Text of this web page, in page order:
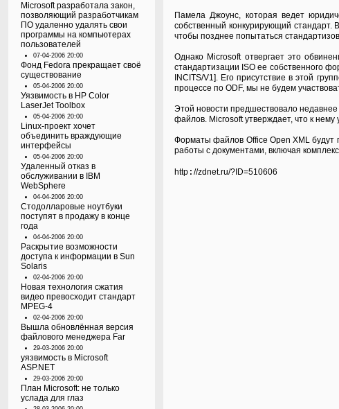
Microsoft разработала закон,
позволяющий разработчикам
ПО удаленно удалять свои
программы на компьютерах
пользователей
07-04-2006 20:00
Фонд Fedora прекращает своё
существование
05-04-2006 20:00
Уязвимость в HP Color
LaserJet Toolbox
05-04-2006 20:00
Linux-проект хочет
объединить враждующие
интерфейсы
05-04-2006 20:00
Удаленный отказ в
обслуживании в IBM
WebSphere
04-04-2006 20:00
Стодолларовые ноутбуки
поступят в продажу в конце
года
04-04-2006 20:00
Раскрытие возможности
доступа к информации в Sun
Solaris
02-04-2006 20:00
Новая технология сжатия
видео превосходит стандарт
MPEG-4
02-04-2006 20:00
Вышла обновлённая версия
файлового менеджера Far
29-03-2006 20:00
уязвимость в Microsoft
ASP.NET
29-03-2006 20:00
План Microsoft: не только
услада для глаз
Памела Джоунс, которая ведет
собственный конкурирующий
чтобы позднее попытаться
Однако Microsoft отвергает это
стандартизации ISO ее собственного
INCITS/V1]. Его присутствие в этой
процессе по ODF, мы не будем
Этой новости предшествовало
файлов. Microsoft утверждает, что к
Форматы файлов Office Open XML будут
работы с документами, включая
http : //zdnet.ru/?ID=510606